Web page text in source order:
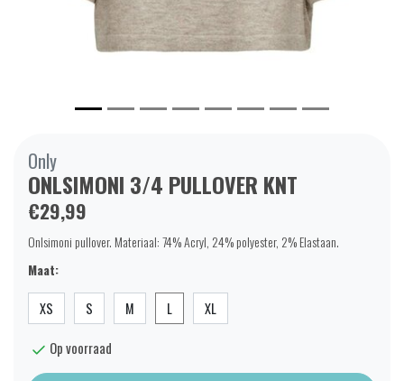
Only
ONLSIMONI 3/4 PULLOVER KNT
€29,99
Onlsimoni pullover. Materiaal: 74% Acryl, 24% polyester, 2% Elastaan.
Maat:
XS S M L XL
Op voorraad